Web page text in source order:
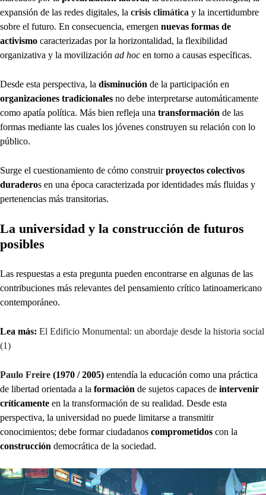
expansión de las redes digitales, la crisis climática y la incertidumbre
sobre el futuro. En consecuencia, emergen nuevas formas de
activismo caracterizadas por la horizontalidad, la flexibilidad
organizativa y la movilización ad hoc en torno a causas específicas.
Desde esta perspectiva, la disminución de la participación en
organizaciones tradicionales no debe interpretarse automáticamente
como apatía política. Más bien refleja una transformación de las
formas mediante las cuales los jóvenes construyen su relación con lo
público.
Surge el cuestionamiento de cómo construirproyectos colectivos
duraderos en una época caracterizada por identidades más fluidas y
pertenencias más transitorias.
La universidad y la construcción de futuros
posibles
Las respuestas a esta pregunta pueden encontrarse en algunas de las
contribuciones más relevantes del pensamiento crítico latinoamericano
contemporáneo.
Lea más: El Edificio Monumental: un abordaje desde la historia social
(1)
Paulo Freire (1970 / 2005) entendía la educación como una práctica
de libertad orientada a la formación de sujetos capaces de intervenir
críticamente en la transformación de su realidad. Desde esta
perspectiva, la universidad no puede limitarse a transmitir
conocimientos; debe formar ciudadanos comprometidos con la
construcción democrática de la sociedad.